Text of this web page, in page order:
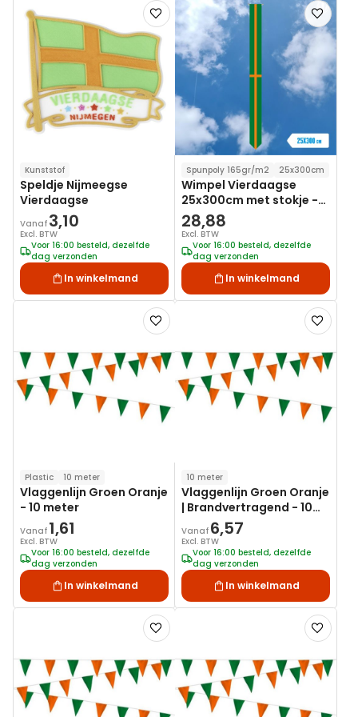
Voeg
toe
aan
verlanglijst
Kunststof
Speldje Nijmeegse
Vierdaagse
Vanaf 3,10
Excl. BTW
Voor 16:00 besteld, dezelfde
dag verzonden
In winkelmand
Voeg
toe
aan
Spunpoly 165gr/m2 25x300cm
Wimpel Vierdaagse
25x300cm met stokje -
Spunpoly
28,88
Excl. BTW
Voor 16:00 besteld, dezelfde
dag verzonden
In winkelmand
Voeg
toe
verlanglijst
Plastic 10 meter
Vlaggenlijn Groen Oranje
- 10 meter
Vanaf 1,61
Excl. BTW
Voor 16:00 besteld, dezelfde
dag verzonden
In winkelmand
Voeg
toe
10 meter
Vlaggenlijn Groen Oranje
| Brandvertragend - 10
meter
Vanaf 6,57
Excl. BTW
Voor 16:00 besteld, dezelfde
dag verzonden
In winkelmand
Voeg
toe
verlanglijst
Voeg
toe